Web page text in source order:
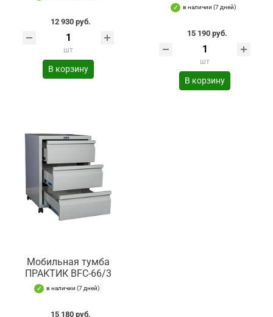
12 930 руб.
шт
В корзину
в наличии (7 дней)
15 190 руб.
шт
В корзину
Мобильная тумба
ПРАКТИК BFC-66/3
в наличии (7 дней)
15 180 руб.